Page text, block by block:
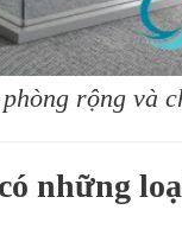
rộng và
những